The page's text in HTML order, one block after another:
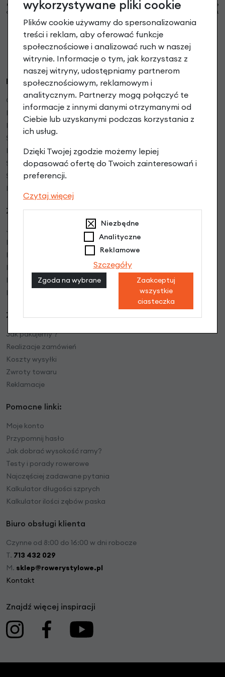
ul. Świdnicka 49; e-mail: sklep@rowerystylowe.pl, telefon: 713 432 029. Podany przez Ciebie
adres e-mail może stanowić Twoje dane osobowe (np. jeżeli zawiera Twoje imię i nazwisko).
* Warunki świadczenia usługi Newsletter
Pokaż więcej
Strona jest chroniona przez reCAPTCHA i obowiązują jąPolityka prywatności Google
Warunki korzystania z usługi Google
RoweryStylowe.pl
O firmie
Regulamin sklepu
Polityka prywatności
Serwis rowerowy
Mapa dojazdu
Serwis rowerów elektrycznych
Serwisy Partnerskie w Polsce
Blog bike
Zakupy:
Jak kupować
Formy płatności
Faktury VAT
Rower w firmie bez VAT
Instrukcje video
Bony prezentowe
Zamówienia:
Jak pakujemy ?
Realizacje zamówień
Koszty wysyłki
Zwroty towaru
Reklamacje
Pomocne linki:
Moje konto
Przypomnij hasło
Jak dobrać wysokość ramy?
Testy i porady rowerowe
Najczęściej zadawane pytania
Kalkulator długości szprych
Kalkulator ilości zębów paska
Biuro obsługi klienta
Czynne od 8:00 do 16:00 w dni robocze
T. 713 432 029
M. sklep@rowerystylowe.pl
Kontakt
Znajdź więcej inspiracji
wykorzystywane pliki cookie
Plików cookie używamy do spersonalizowania
treści i reklam, aby oferować funkcje
społecznościowe i analizować ruch w naszej
witrynie. Informacje o tym, jak korzystasz z
naszej witryny, udostępniamy partnerom
społecznościowym, reklamowym i
analitycznym. Partnerzy mogą połączyć te
informacje z innymi danymi otrzymanymi od
Ciebie lub uzyskanymi podczas korzystania z
ich usług.
Dzięki Twojej zgodzie możemy lepiej
dopasować ofertę do Twoich zainteresowań i
preferencji.
Czytaj więcej
Niezbędne
Analityczne
Reklamowe
Szczegóły
Zgoda na wybrane
Zaakceptuj
wszystkie
ciasteczka